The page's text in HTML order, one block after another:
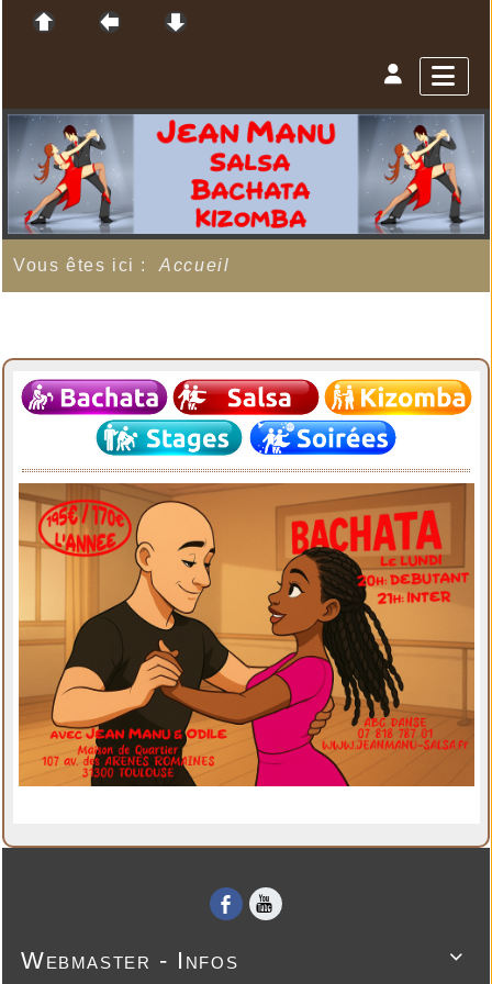
Vous êtes ici :Accueil

Webmaster - Infos